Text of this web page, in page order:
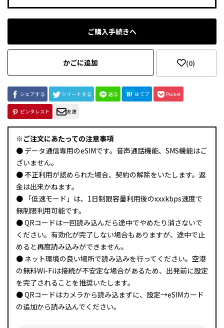
ご購入手続きへ
(0)
かごに追加
シェアする ツイートする 送る はてブ Pocket
ピンタレスト 友達
※ご注文にあたっての注意事項
● データ通信専用のeSIMです。音声通話機能、SMS機能はご
ざいません。
● 不正利用が認められた場合、契約の解除をいたします。返
金は出来かねます。
● 「低速モード」は、1日制限容量利用後のxxxkbps速度で
無制限利用可能です。
● QRコードは一回読み込んだら途中でやめたり消さないで
ください。有効化が完了しない場合もありますが、途中で止
めると再度読み込みができません。
● ネット環境の良い場所で読み込みを行ってください。空港
の無料Wi-Fiは接続が不安定な場合があるため、出発前に設定
を完了されることを推奨いたします。
● QRコードはカメラから読み込まずに、設定→eSIMカード
の追加から読み込んでください。